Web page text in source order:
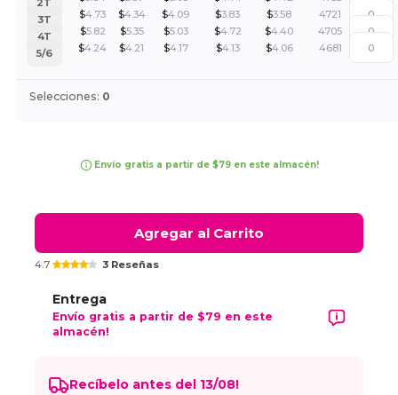
3T
$4.73 $4.34 $4.09 $3.83 $3.58
4721
4T
$5.82 $5.35 $5.03 $4.72 $4.40
4705
5/6
$4.24 $4.21 $4.17 $4.13 $4.06 4681
Selecciones: 0
Envío gratis a partir de $79 en este almacén!
Agregar al Carrito
4.7 3 Reseñas
Entrega
Envío gratis a partir de $79 en este
almacén!
Recíbelo antes del 13/08!